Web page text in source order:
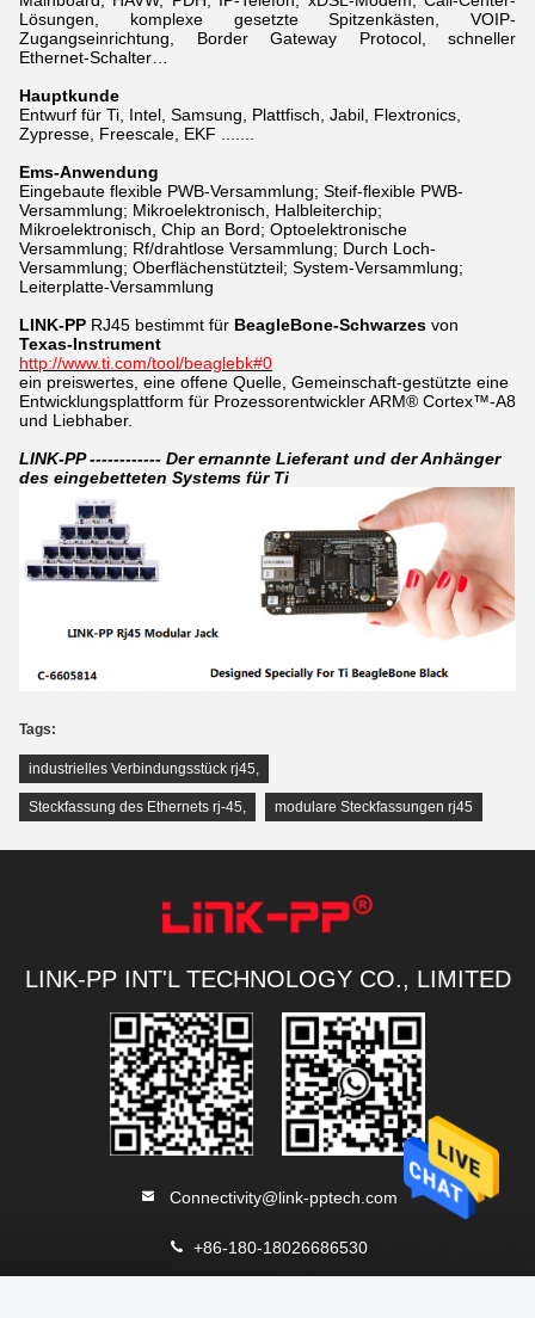
Lösungen, komplexe gesetzte Spitzenkästen, VOIP-
Zugangseinrichtung, Border Gateway Protocol, schneller
Ethernet-Schalter…
Hauptkunde
Entwurf für Ti, Intel, Samsung, Plattfisch, Jabil, Flextronics,
Zypresse, Freescale, EKF .......
Ems-Anwendung
Eingebaute flexible PWB-Versammlung; Steif-flexible PWB-
Versammlung; Mikroelektronisch, Halbleiterchip;
Mikroelektronisch, Chip an Bord; Optoelektronische
Versammlung; Rf/drahtlose Versammlung; Durch Loch-
Versammlung; Oberflächenstützteil; System-Versammlung;
Leiterplatte-Versammlung
LINK-PP RJ45 bestimmt für BeagleBone-Schwarzes von
Texas-Instrument
http://www.ti.com/tool/beaglebk#0
ein preiswertes, eine offene Quelle, Gemeinschaft-gestützte eine
Entwicklungsplattform für Prozessorentwickler ARM® Cortex™-A8
und Liebhaber.
LINK-PP ------------ Der ernannte Lieferant und der Anhänger
des eingebetteten Systems für Ti
Tags:
industrielles Verbindungsstück rj45,
Steckfassung des Ethernets rj-45, modulare Steckfassungen rj45
LINK-PP INT'L TECHNOLOGY CO., LIMITED
Connectivity@link-pptech.com
+86-180-18026686530